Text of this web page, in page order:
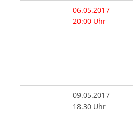
06.05.2017
20:00 Uhr
09.05.2017
18.30 Uhr